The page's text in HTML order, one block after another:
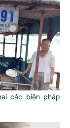
các biện pháp